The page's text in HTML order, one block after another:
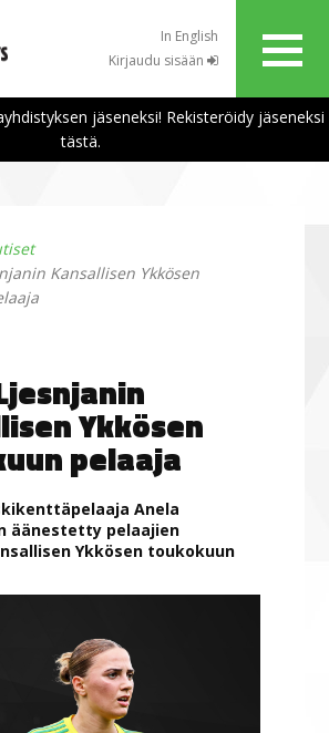
In English
Kirjaudu sisään
jäseneksi! Rekisteröidy jäseneksi
tästä.
Kansallisen Ykkösen
Ykkösen
pelaaja
Anela
äänestetty pelaajien
Ykkösen toukokuun